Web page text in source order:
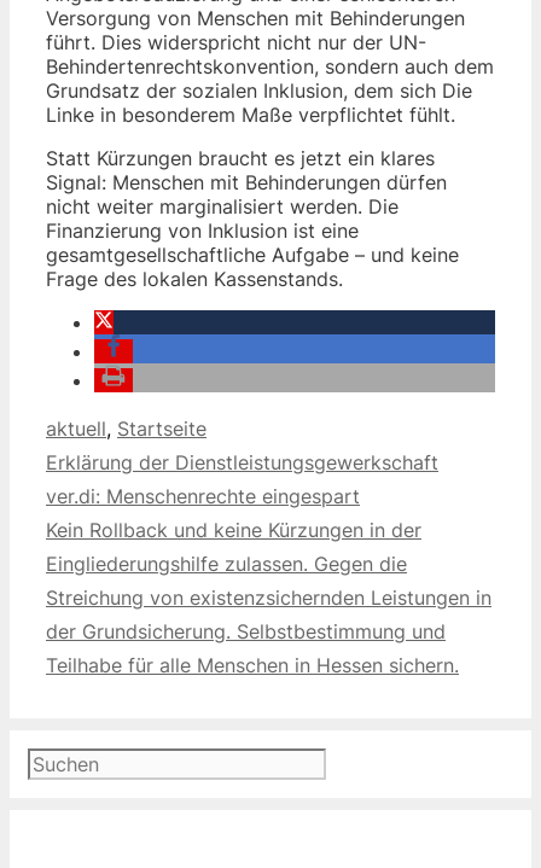
Versorgung von Menschen mit Behinderungen
führt. Dies widerspricht nicht nur der UN-
Behindertenrechtskonvention, sondern auch dem
Grundsatz der sozialen Inklusion, dem sich Die
Linke in besonderem Maße verpflichtet fühlt.
Statt Kürzungen braucht es jetzt ein klares
Signal: Menschen mit Behinderungen dürfen
nicht weiter marginalisiert werden. Die
Finanzierung von Inklusion ist eine
gesamtgesellschaftliche Aufgabe – und keine
Frage des lokalen Kassenstands.
Kategorien
aktuell, Startseite
Erklärung der Dienstleistungsgewerkschaft
ver.di: Menschenrechte eingespart
Kein Rollback und keine Kürzungen in der
Eingliederungshilfe zulassen. Gegen die
Streichung von existenzsichernden Leistungen in
der Grundsicherung. Selbstbestimmung und
Teilhabe für alle Menschen in Hessen sichern.
Suchen